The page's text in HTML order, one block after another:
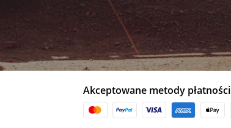
Akceptowane metody płatności